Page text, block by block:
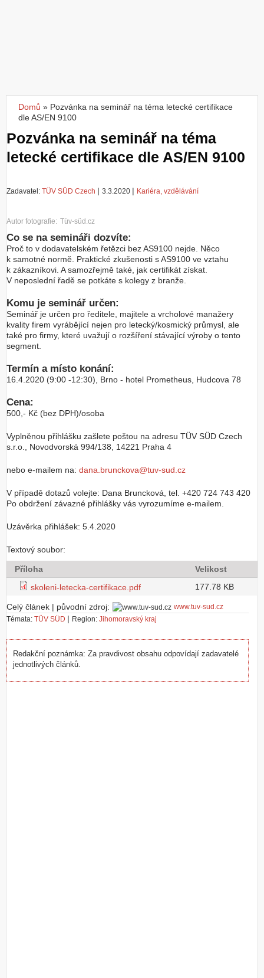
č
Jste zde
Domů » Pozvánka na seminář na téma letecké certifikace
dle AS/EN 9100
Pozvánka na seminář na téma
letecké certifikace dle AS/EN 9100
Zadavatel: TÜV SÜD Czech | 3.3.2020 | Kariéra, vzdělávání
Autor fotografie: Tüv-süd.cz
Co se na semináři dozvíte:
Proč to v dodavatelském řetězci bez AS9100 nejde. Něco
k samotné normě. Praktické zkušenosti s AS9100 ve vztahu
k zákazníkovi. A samozřejmě také, jak certifikát získat.
V neposlední řadě se potkáte s kolegy z branže.
Komu je seminář určen:
Seminář je určen pro ředitele, majitele a vrcholové manažery
kvality firem vyrábějící nejen pro letecký/kosmický průmysl, ale
také pro firmy, které uvažují o rozšíření stávající výroby o tento
segment.
Termín a místo konání:
16.4.2020 (9:00 -12:30), Brno - hotel Prometheus, Hudcova 78
Cena:
500,- Kč (bez DPH)/osoba
Vyplněnou přihlášku zašlete poštou na adresu TÜV SÜD Czech
s.r.o., Novodvorská 994/138, 14221 Praha 4
nebo e-mailem na: dana.brunckova@tuv-sud.cz
V případě dotazů volejte: Dana Bruncková, tel. +420 724 743 420
Po obdržení závazné přihlášky vás vyrozumíme e-mailem.
Uzávěrka přihlášek: 5.4.2020
Textový soubor:
Příloha
Velikost
skoleni-letecka-certifikace.pdf
177.78 KB
Celý článek | původní zdroj:
www.tuv-sud.cz
Témata: TÜV SÜD | Region: Jihomoravský kraj
Redakční poznámka: Za pravdivost obsahu odpovídají zadavatelé
jednotlivých článků.